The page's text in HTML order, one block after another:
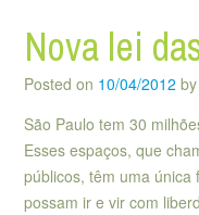
Nova lei
Posted on 10/04/2012 by
São Paulo tem 30
Esses espaços, que
públicos, têm uma única
possam ir e vir com